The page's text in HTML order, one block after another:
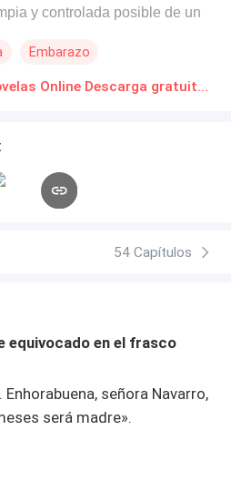
y controlada posible de un
plena campaña para
el último hombre del mundo
sale a la luz el devastador
de mundos
se ven obligadas a entrar en la
salvo el bebé que crece
Porque Dominic no
si fuera algo para lo que no
dinero y ese control, hay un
aquí para enamorarse de
cosas nunca estuvieron
oscuro y de desarrollo lento
de los escombros con los
Embarazo
Vinculado al Rey Alfa Novelas Online Descarga gratuita de PDF
54 Capítulos
equivocado en el frasco
señora Navarro,
será madre».